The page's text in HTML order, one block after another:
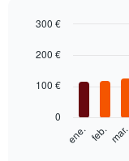
chart
bars.
siguiente
graphic.
ene. feb. mar.
0
100 €
200 €
300 €